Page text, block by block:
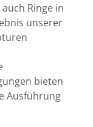
Ringe in
unserer
bieten
Ausführung